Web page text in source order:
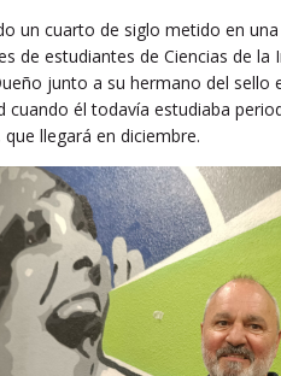
un cuarto de siglo metido en
de estudiantes de Ciencias de la
junto a su hermano del sello
él todavía estudiaba
que llegará en diciembre.